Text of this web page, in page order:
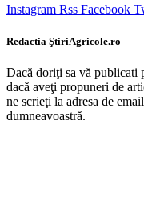
Instagram Rss Facebook
Redactia ŞtiriAgricole.ro
Dacă doriţi sa vă publicati
dacă aveţi propuneri de
ne scrieţi la adresa de
dumneavoastră.